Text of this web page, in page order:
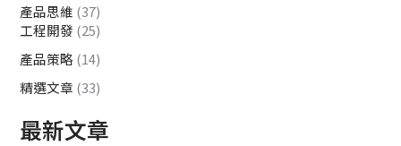
產品思維 (37)
工程開發 (25)
產品策略 (14)
精選文章 (33)
最新文章